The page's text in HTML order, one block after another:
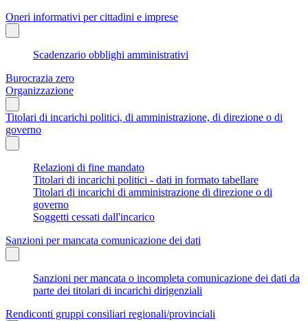
Oneri informativi per cittadini e imprese
Scadenzario obblighi amministrativi
Burocrazia zero
Organizzazione
Titolari di incarichi politici, di amministrazione, di direzione o di
governo
Relazioni di fine mandato
Titolari di incarichi politici - dati in formato tabellare
Titolari di incarichi di amministrazione di direzione o di
governo
Soggetti cessati dall'incarico
Sanzioni per mancata comunicazione dei dati
Sanzioni per mancata o incompleta comunicazione dei dati da
parte dei titolari di incarichi dirigenziali
Rendiconti gruppi consiliari regionali/provinciali